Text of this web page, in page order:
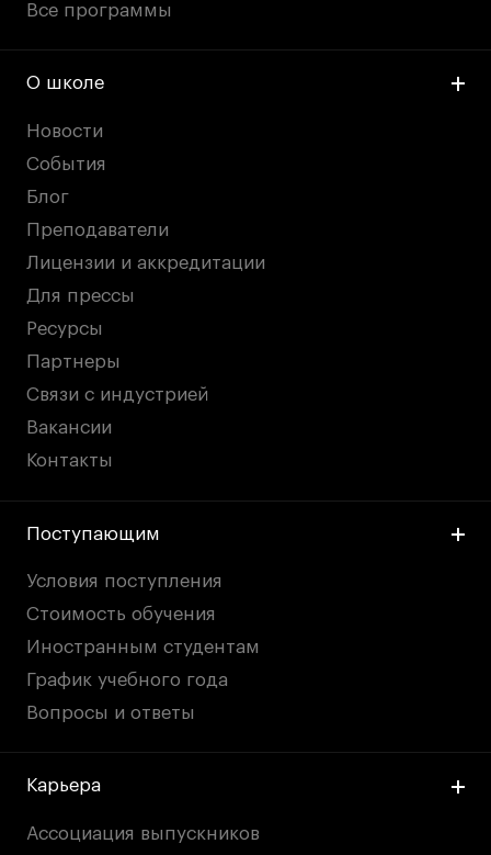
Все программы
О школе
Новости
События
Блог
Преподаватели
Лицензии и аккредитации
Для прессы
Ресурсы
Партнеры
Связи с индустрией
Вакансии
Контакты
Поступающим
Условия поступления
Стоимость обучения
Иностранным студентам
График учебного года
Вопросы и ответы
Карьера
Ассоциация выпускников